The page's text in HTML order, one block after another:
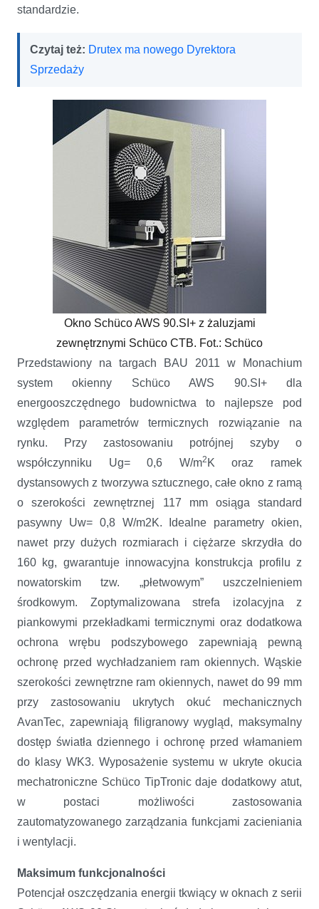
standardzie.
Czytaj też: Drutex ma nowego Dyrektora
Sprzedaży
Okno Schüco AWS 90.SI+ z żaluzjami
zewnętrznymi Schüco CTB. Fot.: Schüco
Przedstawiony na targach BAU 2011 w Monachium
system okienny Schüco AWS 90.SI+ dla
energooszczędnego budownictwa to najlepsze pod
względem parametrów termicznych rozwiązanie na
rynku. Przy zastosowaniu potrójnej szyby o
współczynniku Ug= 0,6 W/m2 K oraz ramek
dystansowych z tworzywa sztucznego, całe okno z ramą
o szerokości zewnętrznej 117 mm osiąga standard
pasywny Uw= 0,8 W/m2K. Idealne parametry okien,
nawet przy dużych rozmiarach i ciężarze skrzydła do
160 kg, gwarantuje innowacyjna konstrukcja profilu z
nowatorskim tzw. „płetwowym” uszczelnieniem
środkowym. Zoptymalizowana strefa izolacyjna z
piankowymi przekładkami termicznymi oraz dodatkowa
ochrona wrębu podszybowego zapewniają pewną
ochronę przed wychładzaniem ram okiennych. Wąskie
szerokości zewnętrzne ram okiennych, nawet do 99 mm
przy zastosowaniu ukrytych okuć mechanicznych
AvanTec, zapewniają filigranowy wygląd, maksymalny
dostęp światła dziennego i ochronę przed włamaniem
do klasy WK3. Wyposażenie systemu w ukryte okucia
mechatroniczne Schüco TipTronic daje dodatkowy atut,
w postaci możliwości zastosowania
zautomatyzowanego zarządzania funkcjami zacieniania
i wentylacji.
Maksimum funkcjonalności
Potencjał oszczędzania energii tkwiący w oknach z serii